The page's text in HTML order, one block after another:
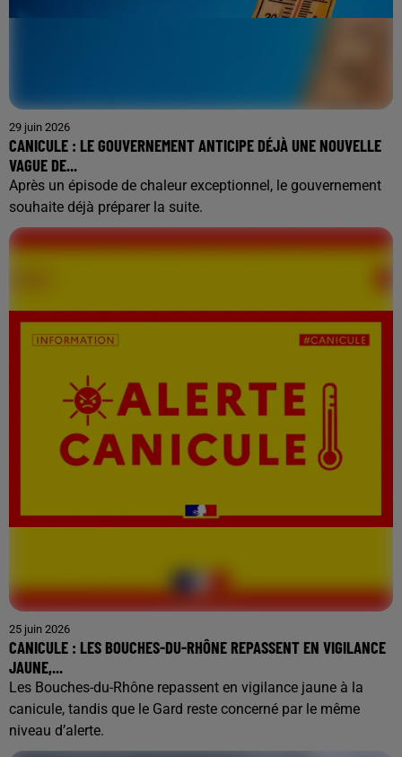
29 juin 2026
CANICULE : LE GOUVERNEMENT ANTICIPE DÉJÀ UNE NOUVELLE
VAGUE DE...
Après un épisode de chaleur exceptionnel, le gouvernement
souhaite déjà préparer la suite.
25 juin 2026
CANICULE : LES BOUCHES-DU-RHÔNE REPASSENT EN VIGILANCE
JAUNE,...
Les Bouches-du-Rhône repassent en vigilance jaune à la
canicule, tandis que le Gard reste concerné par le même
niveau d’alerte.